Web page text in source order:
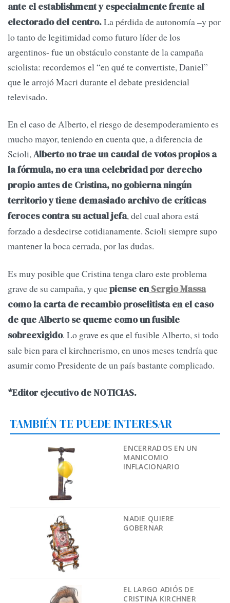
ante el establishment y especialmente frente al
electorado del centro.La pérdida de autonomía –y por
lo tanto de legitimidad como futuro líder de los
argentinos- fue un obstáculo constante de la campaña
sciolista: recordemos el “en qué te convertiste, Daniel”
que le arrojó Macri durante el debate presidencial
televisado.
En el caso de Alberto, el riesgo de desempoderamiento es
mucho mayor, teniendo en cuenta que, a diferencia de
Scioli,Alberto no trae un caudal de votos propios a
la fórmula, no era una celebridad por derecho
propio antes de Cristina, no gobierna ningún
territorio y tiene demasiado archivo de críticas
feroces contra su actual jefa, del cual ahora está
forzado a desdecirse cotidianamente. Scioli siempre supo
mantener la boca cerrada, por las dudas.
Es muy posible que Cristina tenga claro este problema
grave de su campaña, y quepiense enSergio Massa
como la carta de recambio proselitista en el caso
de que Alberto se queme como un fusible
sobreexigido. Lo grave es que el fusible Alberto, si todo
sale bien para el kirchnerismo, en unos meses tendría que
asumir como Presidente de un país bastante complicado.
*Editor ejecutivo de NOTICIAS.
TAMBIÉN TE PUEDE INTERESAR
ENCERRADOS EN UN
MANICOMIO
INFLACIONARIO
NADIE QUIERE
GOBERNAR
EL LARGO ADIÓS DE
CRISTINA KIRCHNER